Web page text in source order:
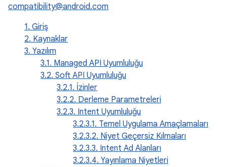
compatibility@android.com
1. Giriş
2. Kaynaklar
3. Yazılım
3.1. Managed API Uyumluluğu
3.2. Soft API Uyumluluğu
3.2.1. İzinler
3.2.2. Derleme Parametreleri
3.2.3. Intent Uyumluluğu
3.2.3.1. Temel Uygulama Amaçlamaları
3.2.3.2. Niyet Geçersiz Kılmaları
3.2.3.3. Intent Ad Alanları
3.2.3.4. Yayınlama Niyetleri